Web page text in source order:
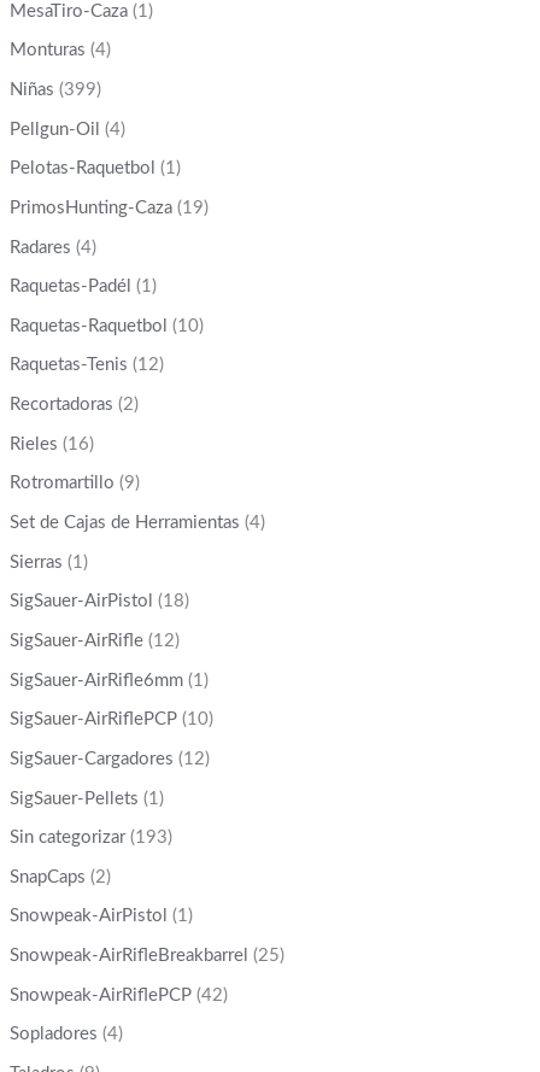
MesaTiro-Caza (1)
Monturas (4)
Niñas (399)
Pellgun-Oil (4)
Pelotas-Raquetbol (1)
PrimosHunting-Caza (19)
Radares (4)
Raquetas-Padél (1)
Raquetas-Raquetbol (10)
Raquetas-Tenis (12)
Recortadoras (2)
Rieles (16)
Rotromartillo (9)
Set de Cajas de Herramientas (4)
Sierras (1)
SigSauer-AirPistol (18)
SigSauer-AirRifle (12)
SigSauer-AirRifle6mm (1)
SigSauer-AirRiflePCP (10)
SigSauer-Cargadores (12)
SigSauer-Pellets (1)
Sin categorizar (193)
SnapCaps (2)
Snowpeak-AirPistol (1)
Snowpeak-AirRifleBreakbarrel (25)
Snowpeak-AirRiflePCP (42)
Sopladores (4)